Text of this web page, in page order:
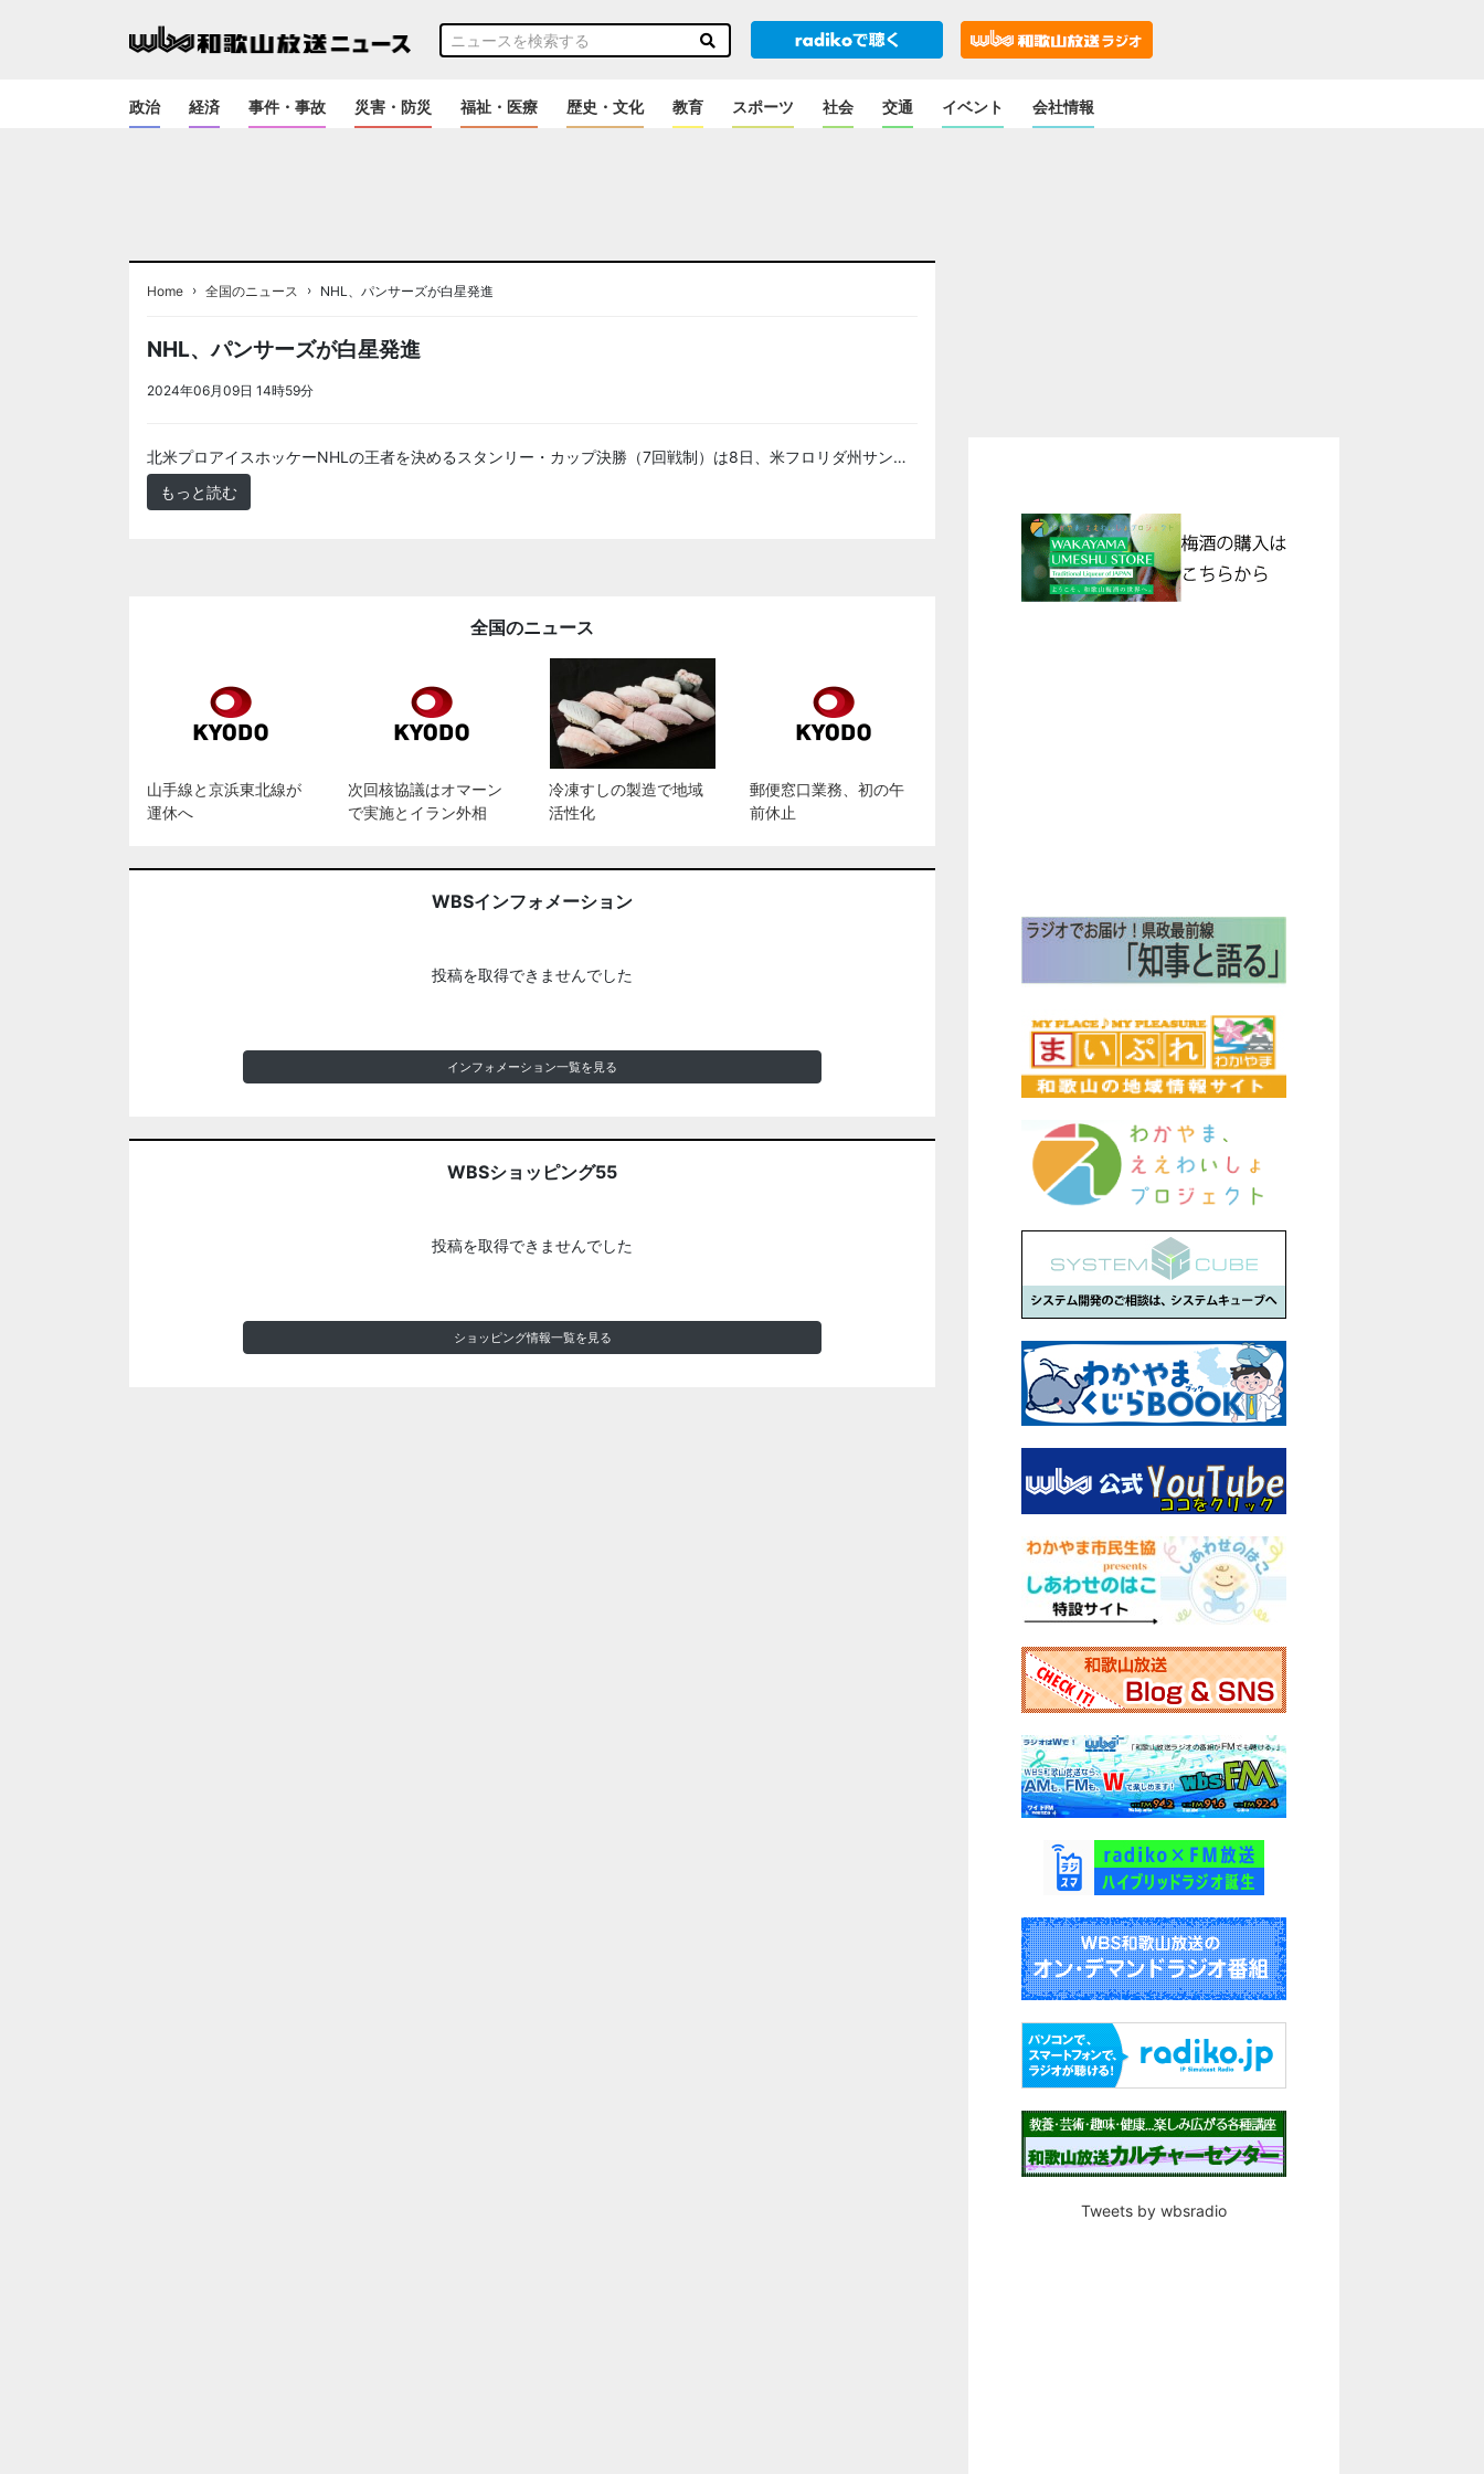
政治 経済 事件・事故 災害・防災 福祉・医療 歴史・文化 教育 スポーツ 社会 交通 イベント 会社情報
Home › 全国のニュース › NHL、パンサーズが白星発進
NHL、パンサーズが白星発進
2024年06月09日 14時59分
北米プロアイスホッケーNHLの王者を決めるスタンリー・カップ決勝（7回戦制）は8日、米フロリダ州サン…
もっと読む
全国のニュース
山手線と京浜東北線が
運休へ
次回核協議はオマーン
で実施とイラン外相
冷凍すしの製造で地域
活性化
郵便窓口業務、初の午
前休止
WBSインフォメーション
投稿を取得できませんでした
インフォメーション一覧を見る
WBSショッピング55
投稿を取得できませんでした
ショッピング情報一覧を見る
Tweets by wbsradio